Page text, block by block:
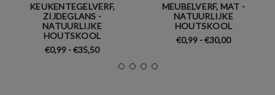
KEUKENTEGELVERF,
ZIJDEGLANS -
NATUURLIJKE
HOUTSKOOL
€0,99 - €35,50
MEUBELVERF, MAT -
NATUURLIJKE
HOUTSKOOL
€0,99 - €30,00